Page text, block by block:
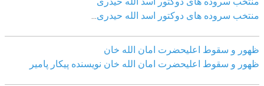
منتخب سروده های دوکتور اسد الله حیدری
ظهور و سقوط اعلیحضرت امان الله خان
ظهور و سقوط اعلیحضرت امان الله خان نویسنده پیکار پامیر